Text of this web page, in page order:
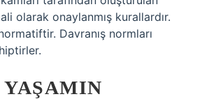
olarak onaylanmış kurallardır.
Davranış normları